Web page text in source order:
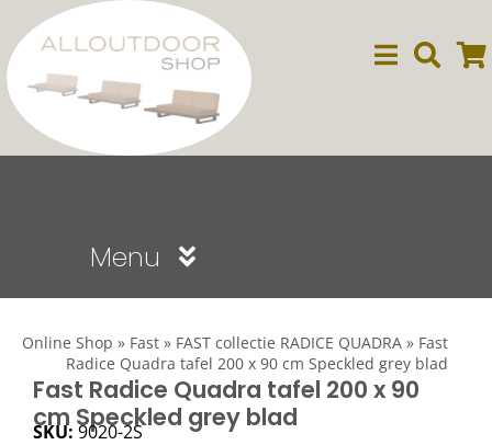
naar
inhoud
Menu
Dining
Online Shop » Fast » FAST collectie RADICE QUADRA » Fast
Radice Quadra tafel 200 x 90 cm Speckled grey blad
Fast Radice Quadra tafel 200 x 90
cm Speckled grey blad
SKU:9020-2S